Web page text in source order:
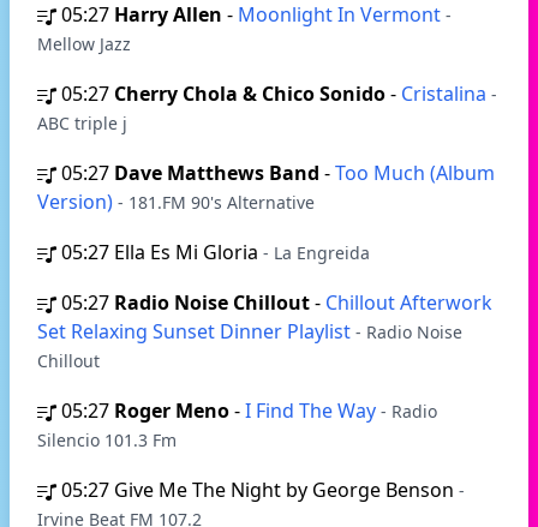
05:27 Harry Allen - Moonlight In Vermont -
Mellow Jazz
05:27 Cherry Chola & Chico Sonido- Cristalina -
ABC triple j
05:27 Dave Matthews Band -Too Much (Album
Version) - 181.FM 90's Alternative
05:27 Ella Es Mi Gloria - La Engreida
05:27 Radio Noise Chillout- Chillout Afterwork
Set Relaxing Sunset Dinner Playlist - Radio Noise
Chillout
05:27 Roger Meno-I Find The Way - Radio
Silencio 101.3 Fm
05:27 Give Me The Night by George Benson -
Irvine Beat FM 107.2